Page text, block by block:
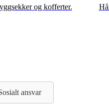
og kofferter.
ansvar